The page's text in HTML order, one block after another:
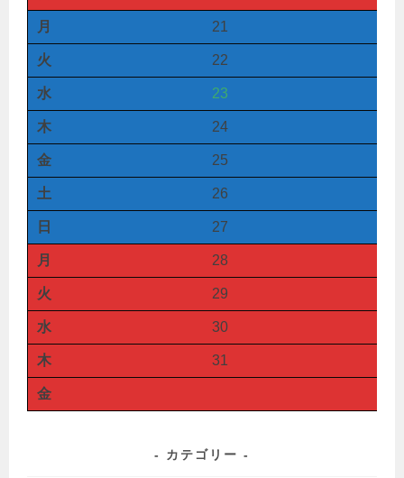
月 21
火 22
水 23
木 24
金 25
土 26
日 27
月 28
火 29
水 30
木 31
金
カテゴリー